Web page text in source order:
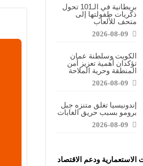
الذي تتعرض له الحوامل
بريطانية في الـ101 تحول
ذكريات طفولتها إلى
متحف للألعاب
2026-08-09
الكويت وسلطنة عمان
تؤكدان أهمية تعزيز أمن
المنطقة وحرية الملاحة
2026-08-09
إندونيسيا تغلق متنزه جبل
برومو بسبب حريق الغابات
2026-08-09
ودعم الاقتصاد